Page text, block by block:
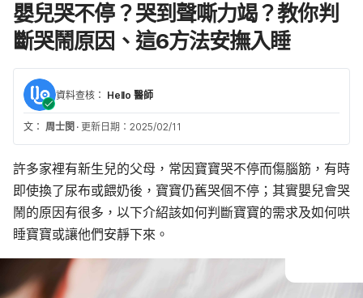
嬰兒哭不停？哭到聲嘶力竭？教你判
斷哭鬧原因、這6方法安撫入睡
資料查核： Hello 醫師
文： 周士閔 · 更新日期：2025/02/11
許多家裡有新生兒的父母，常因寶寶哭不停而傷腦筋，有時
即使換了尿布或餵奶後，寶寶仍舊哭個不停；其實嬰兒會哭
鬧的原因有很多，以下介紹該如何判斷寶寶的需求及如何哄
睡寶寶或讓他們安靜下來。